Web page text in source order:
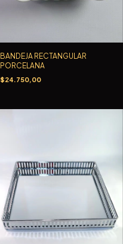
BANDEJA RECTANGULAR
PORCELANA
$24.750,00